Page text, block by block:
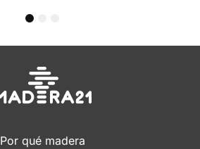
Por qué madera